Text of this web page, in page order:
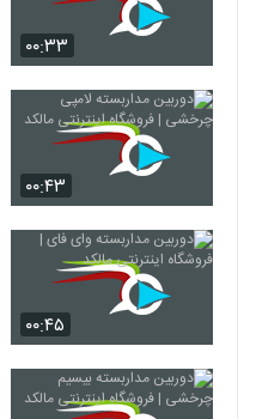
۰۰:۳۳
۰۰:۴۳
۰۰:۴۵